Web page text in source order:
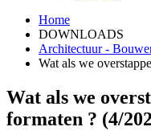
Home
DOWNLOADS
Architectuur -
Wat als we
Wat als we
formaten ? (4/